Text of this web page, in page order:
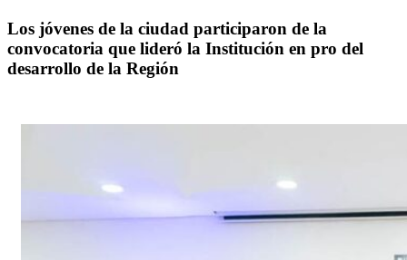
Los jóvenes de la ciudad participaron de la
convocatoria que lideró la Institución en pro del
desarrollo de la Región